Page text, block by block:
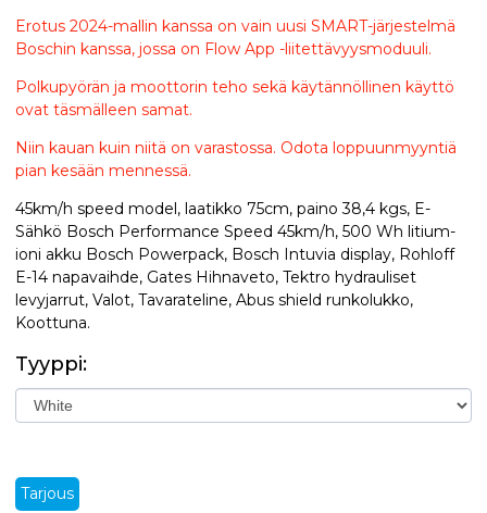
Erotus 2024-mallin kanssa on vain uusi SMART-järjestelmä
Boschin kanssa, jossa on Flow App -liitettävyysmoduuli.
Polkupyörän ja moottorin teho sekä käytännöllinen käyttö
ovat täsmälleen samat.
Niin kauan kuin niitä on varastossa. Odota loppuunmyyntiä
pian kesään mennessä.
45km/h speed model, laatikko 75cm, paino 38,4 kgs, E-
Sähkö Bosch Performance Speed 45km/h, 500 Wh litium-
ioni akku Bosch Powerpack, Bosch Intuvia display, Rohloff
E-14 napavaihde, Gates Hihnaveto, Tektro hydrauliset
levyjarrut, Valot, Tavarateline, Abus shield runkolukko,
Koottuna.
Tyyppi:
Tarjous